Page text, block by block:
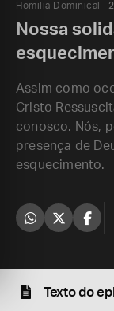
Homilia Dominical
Nossa
Assim como
Cristo
conosco. Nós,
presença de
esquecimento.
Texto do